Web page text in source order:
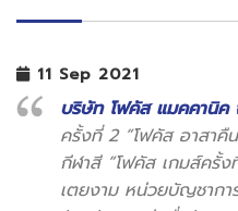
11 Sep 2021
บริษัท โฟคัส แมคคานิค
ครั้งที่ 2 “โฟคัส อาสาคื
กีฬาสี “โฟคัส เกมส์ครั้
เตยงาม หน่วยบัญชากา